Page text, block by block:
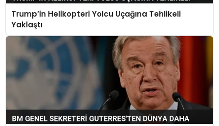
Trump’in Helikopteri Yolcu Uçağına Tehlikeli
Yaklaştı